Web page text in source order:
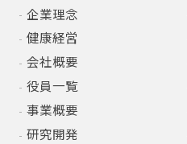
企業理念
健康経営
会社概要
役員一覧
事業概要
研究開発